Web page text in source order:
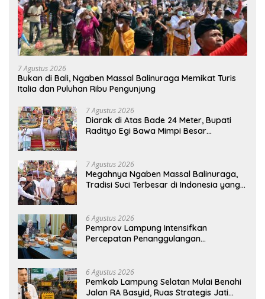
7 Agustus 2026
Bukan di Bali, Ngaben Massal Balinuraga Memikat Turis
Italia dan Puluhan Ribu Pengunjung
7 Agustus 2026
Diarak di Atas Bade 24 Meter, Bupati
Radityo Egi Bawa Mimpi Besar
7 Agustus 2026
Megahnya Ngaben Massal Balinuraga,
Tradisi Suci Terbesar di Indonesia yang
6 Agustus 2026
Pemprov Lampung Intensifkan
Percepatan Penanggulangan
6 Agustus 2026
Pemkab Lampung Selatan Mulai Benahi
Jalan RA Basyid, Ruas Strategis Jati